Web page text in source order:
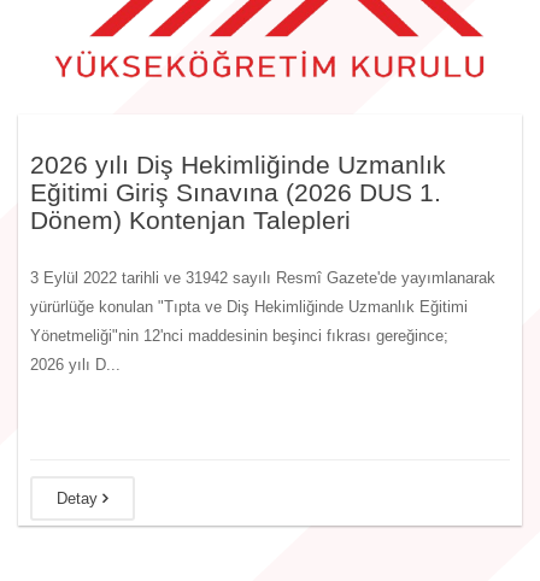
2026 yılı Diş Hekimliğinde Uzmanlık
Eğitimi Giriş Sınavına (2026 DUS 1.
Dönem) Kontenjan Talepleri
3 Eylül 2022 tarihli ve 31942 sayılı Resmî Gazete'de yayımlanarak
yürürlüğe konulan "Tıpta ve Diş Hekimliğinde Uzmanlık Eğitimi
Yönetmeliği"nin 12'nci maddesinin beşinci fıkrası gereğince;
2026 yılı D...
Detay